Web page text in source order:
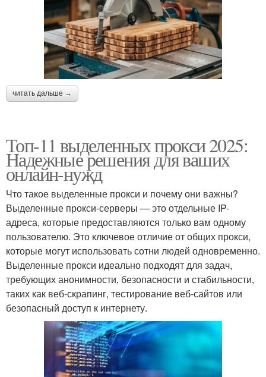
читать дальше →
Топ-11 выделенных прокси 2025:
Надежные решения для ваших
онлайн-нужд
Что такое выделенные прокси и почему они важны?
Выделенные прокси-серверы — это отдельные IP-
адреса, которые предоставляются только вам одному
пользователю. Это ключевое отличие от общих прокси,
которые могут использовать сотни людей одновременно.
Выделенные прокси идеально подходят для задач,
требующих анонимности, безопасности и стабильности,
таких как веб-скрапинг, тестирование веб-сайтов или
безопасный доступ к интернету.